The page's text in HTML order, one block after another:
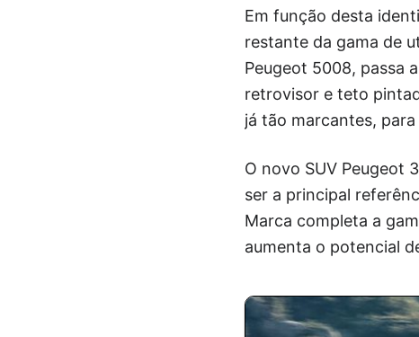
Em função desta
restante da gama de
Peugeot 5008, passa
retrovisor e teto
já tão marcantes,
O novo SUV Peugeot
ser a principal
Marca completa a
aumenta o potencial